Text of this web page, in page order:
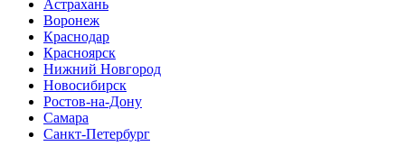
Астрахань
Воронеж
Краснодар
Красноярск
Нижний Новгород
Новосибирск
Ростов-на-Дону
Самара
Санкт-Петербург